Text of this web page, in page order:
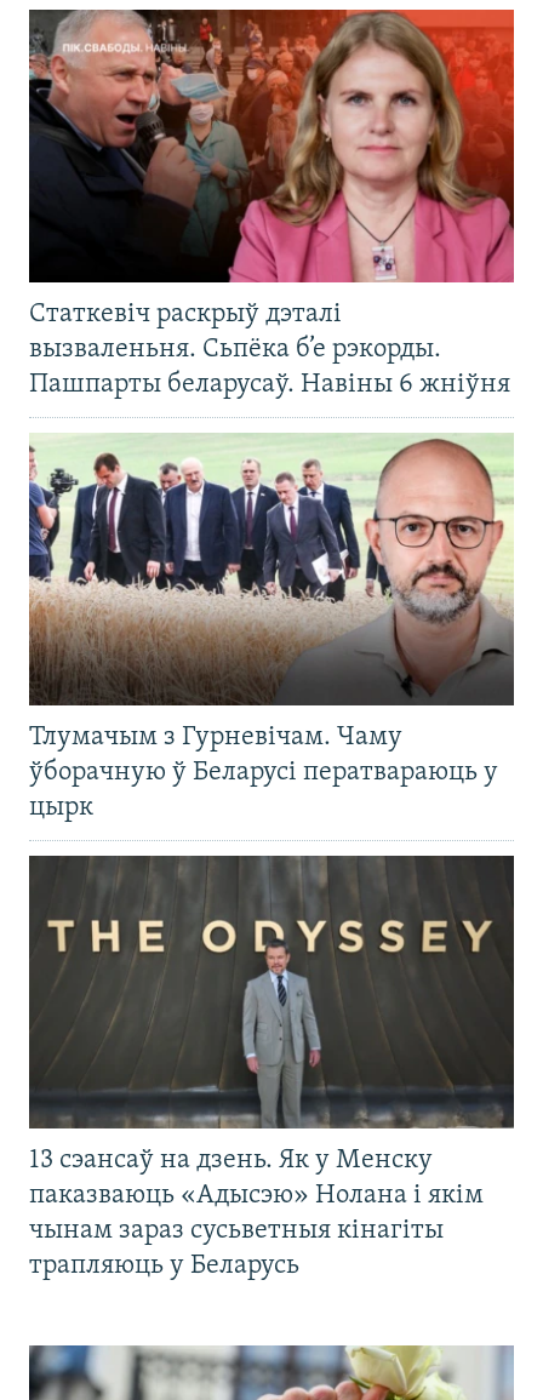
Статкевіч раскрыў дэталі
вызваленьня. Сьпёка б’е рэкорды.
Пашпарты беларусаў. Навіны 6 жніўня
Тлумачым з Гурневічам. Чаму
ўборачную ў Беларусі ператвараюць у
цырк
13 сэансаў на дзень. Як у Менску
паказваюць «Адысэю» Нолана і якім
чынам зараз сусьветныя кінагіты
трапляюць у Беларусь